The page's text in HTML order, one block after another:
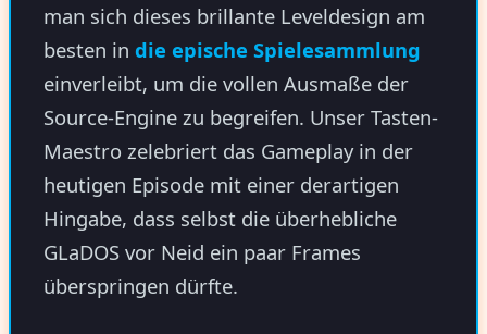
man sich dieses brillante Leveldesign am
besten in die epische Spielesammlung
einverleibt, um die vollen Ausmaße der
Source-Engine zu begreifen. Unser Tasten-
Maestro zelebriert das Gameplay in der
heutigen Episode mit einer derartigen
Hingabe, dass selbst die überhebliche
GLaDOS vor Neid ein paar Frames
überspringen dürfte.